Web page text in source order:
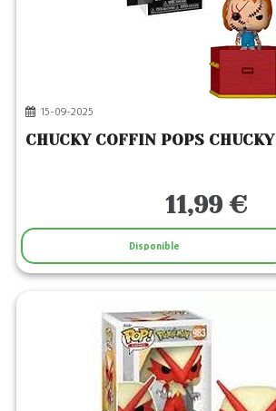
15-09-2025
CHUCKY COFFIN POPS CHUCKY
11,99 €
Disponible